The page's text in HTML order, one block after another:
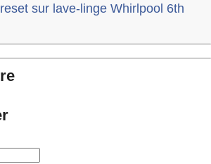
sur lave-linge Whirlpool 6th